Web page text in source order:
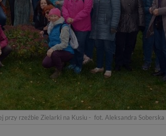
przy rzeźbie Zielarki na Kusiu - fot. Aleksandra Soberska